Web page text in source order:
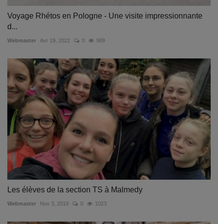
Voyage Rhétos en Pologne - Une visite impressionnante
d...
Webmaster Avr 19, 2022 0 989
Les élèves de la section TS à Malmedy
Webmaster Nov 3, 2019 0 1023